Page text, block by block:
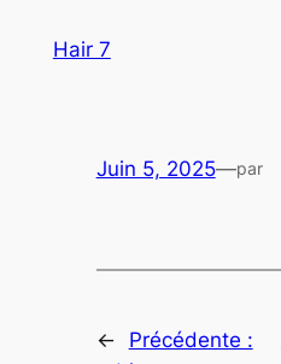
Hair 7
Juin 5, 2025—par
←
Précédente :